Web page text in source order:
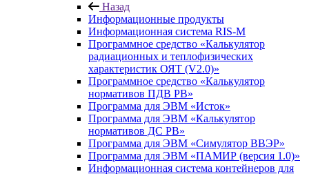
Назад
Информационные продукты
Информационная система RIS-M
Программное средство «Калькулятор
радиационных и теплофизических
характеристик ОЯТ (V2.0)»
Программное средство «Калькулятор
нормативов ПДВ РВ»
Программа для ЭВМ «Исток»
Программа для ЭВМ «Калькулятор
нормативов ДС РВ»
Программа для ЭВМ «Симулятор ВВЭР»
Программа для ЭВМ «ПАМИР (версия 1.0)»
Информационная система контейнеров для